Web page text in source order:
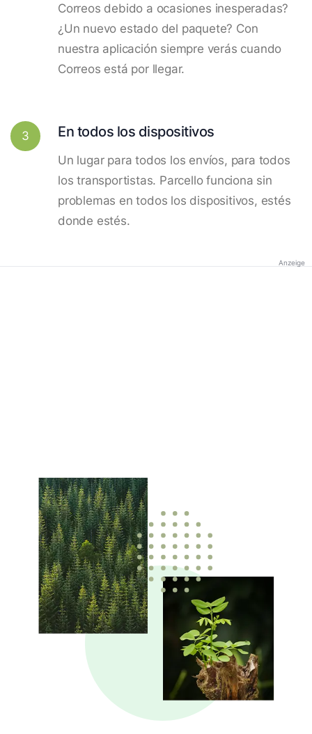
Correos debido a ocasiones inesperadas?
¿Un nuevo estado del paquete? Con
nuestra aplicación siempre verás cuando
Correos está por llegar.
3 En todos los dispositivos
Un lugar para todos los envíos, para todos
los transportistas. Parcello funciona sin
problemas en todos los dispositivos, estés
donde estés.
Anzeige